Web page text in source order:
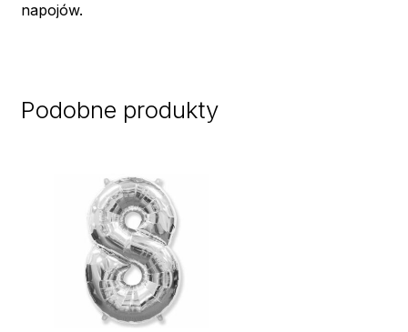
napojów.
Podobne produkty